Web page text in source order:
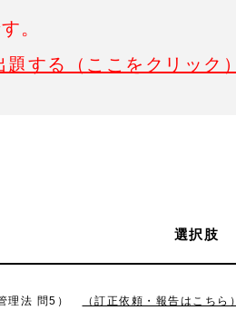
。
題する（ここをクリック）
選択肢
理法 問5） （訂正依頼・報告はこちら）